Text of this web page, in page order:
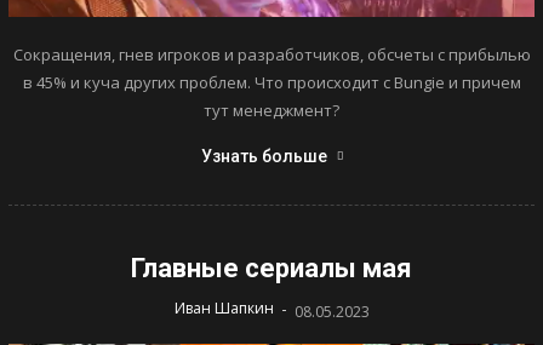
Сокращения, гнев игроков и разработчиков, обсчеты с прибылью
в 45% и куча других проблем. Что происходит с Bungie и причем
тут менеджмент?
Узнать больше
Главные сериалы мая
Иван Шапкин - 08.05.2023